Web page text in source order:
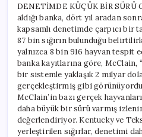
DENETİMDE KÜÇÜK BİR SÜRÜ
aldığı banka, dört yıl aradan
kapsamlı denetimde çarpıcı bir
87 bin sığırın bulunduğu
yalnızca 8 bin 916 hayvan tespit
banka kayıtlarına göre, McClain,
bir sistemle yaklaşık 2 milyar
gerçekleştirmiş gibi
McClain’in bazı gerçek
daha büyük bir sürü varmış
değerlendiriyor. Kentucky ve
yerleştirilen sığırlar, denetimi